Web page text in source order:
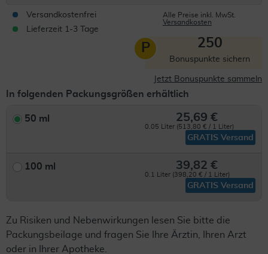
Versandkostenfrei
Lieferzeit 1-3 Tage
Alle Preise inkl. MwSt.
Versandkosten
P 250
Bonuspunkte sichern
Jetzt Bonuspunkte sammeln
In folgenden Packungsgrößen erhältlich
50 ml 25,69 €
0.05 Liter (513,80 € / 1 Liter)
GRATIS Versand
100 ml 39,82 €
0.1 Liter (398,20 € / 1 Liter)
GRATIS Versand
Zu Risiken und Nebenwirkungen lesen Sie bitte die
Packungsbeilage und fragen Sie Ihre Ärztin, Ihren Arzt
oder in Ihrer Apotheke.